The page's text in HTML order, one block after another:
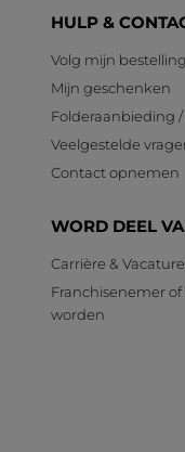
HULP &
Volg mijn bestelling
Mijn geschenken
Folderaanbieding /
Veelgestelde
Contact opnemen
WORD DEEL
Carrière &
Franchisenemer
worden